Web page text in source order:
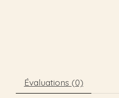
Évaluations (0)